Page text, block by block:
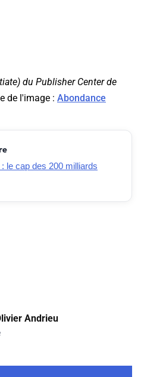
du Publisher Center de
de l'image : Abondance
le cap des 200 milliards
Andrieu